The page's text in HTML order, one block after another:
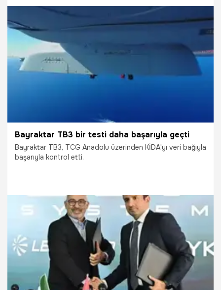
sektörünü üst üste iki yıl ilk 10’a taşıyan ilk şirket oldu
30.06.2025 Gündem
Bayraktar TB3 bir testi daha başarıyla geçti
Bayraktar TB3, TCG Anadolu üzerinden KİDA'yı veri bağıyla
başarıyla kontrol etti.
27.06.2025 Gündem